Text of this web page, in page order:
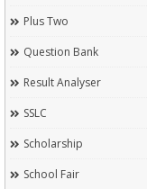
Plus Two
Question Bank
Result Analyser
SSLC
Scholarship
School Fair